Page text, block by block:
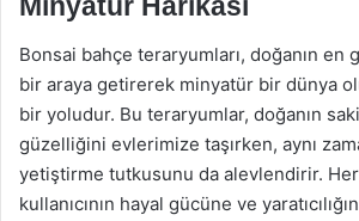
Bonsai bahçe teraryumları, doğanın en
bir araya getirerek minyatür bir dünya
bir yoludur. Bu teraryumlar, doğanın
güzelliğini evlerimize taşırken, aynı
yetiştirme tutkusunu da alevlendirir.
kullanıcının hayal gücüne ve